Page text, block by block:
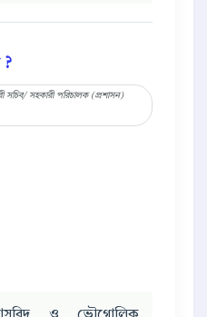
?
সচিব/ সহকারী পরিচালক (প্রশাসন)